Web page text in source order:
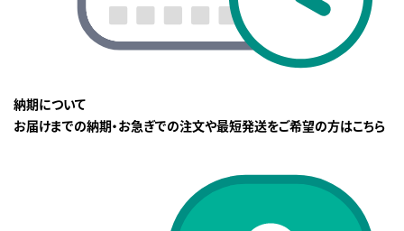
納期について
お届けまでの納期・お急ぎでの注文や最短発送をご希望の方はこちら